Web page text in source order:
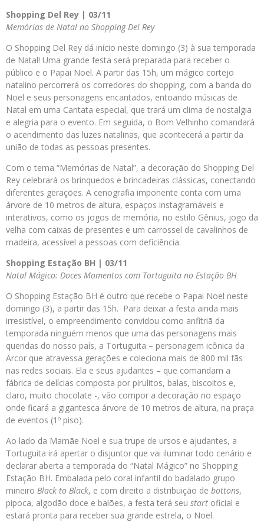
Shopping Del Rey | 03/11
Memórias de Natal no Shopping Del Rey
O Shopping Del Rey dá início neste domingo (3) à sua temporada
de Natal! Uma grande festa será preparada para receber o
público e o Papai Noel. A partir das 15h, um mágico cortejo
natalino percorrerá os corredores do shopping, com a banda do
Noel e seus personagens encantados, entoando músicas de
Natal em uma Cantata especial, que trará um clima de nostalgia
e alegria para o evento. Em seguida, o Bom Velhinho comandará
o acendimento das luzes natalinas, que acontecerá a partir da
união de todas as pessoas presentes.
Com o tema “Memórias de Natal”, a decoração do Shopping Del
Rey celebrará os brinquedos e brincadeiras clássicas, conectando
diferentes gerações. A cenografia imponente conta com uma
árvore de 10 metros de altura, espaços instagramáveis e
interativos, como os jogos de memória, no estilo Gênius, jogo da
velha com caixas de presentes e um carrossel de cavalinhos de
madeira, acessível a pessoas com deficiência.
Shopping Estação BH | 03/11
Natal Mágico: Doces Momentos com Tortuguita no Estação BH
O Shopping Estação BH é outro que recebe o Papai Noel neste
domingo (3), a partir das 15h. Para deixar a festa ainda mais
irresistível, o empreendimento convidou como anfitriã da
temporada ninguém menos que uma das personagens mais
queridas do nosso país, a Tortuguita – personagem icônica da
Arcor que atravessa gerações e coleciona mais de 800 mil fãs
nas redes sociais. Ela e seus ajudantes – que comandam a
fábrica de delícias composta por pirulitos, balas, biscoitos e,
claro, muito chocolate -, vão compor a decoração no espaço
onde ficará a gigantesca árvore de 10 metros de altura, na praça
de eventos (1º piso).
Ao lado da Mamãe Noel e sua trupe de ursos e ajudantes, a
Tortuguita irá apertar o disjuntor que vai iluminar todo cenário e
declarar aberta a temporada do “Natal Mágico” no Shopping
Estação BH. Embalada pelo coral infantil do badalado grupo
mineiro Black to Black, e com direito a distribuição de bottons,
pipoca, algodão doce e balões, a festa terá seu start oficial e
estará pronta para receber sua grande estrela, o Noel.